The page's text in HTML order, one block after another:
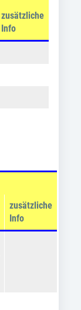
zusätzliche
Info
zusätzliche
Info